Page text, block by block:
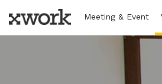
Meeting & Event